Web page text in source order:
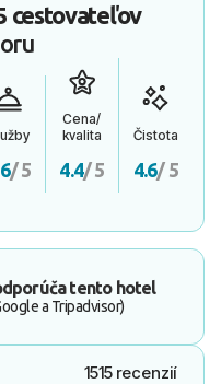
cestovateľov
/ 5
Cena/
kvalita
4.4/ 5
Čistota
4.6/ 5
tento hotel
a Tripadvisor)
1515 recenzií